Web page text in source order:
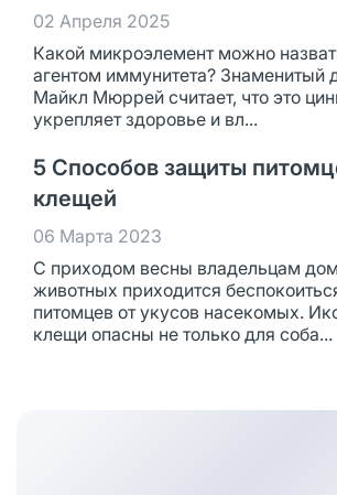
02 Апреля 2025
Какой микроэлемент можно
агентом иммунитета? Знаменитый
Майкл Мюррей считает, что это
укрепляет здоровье и вл...
5 Способов защиты
клещей
06 Марта 2023
С приходом весны владельцам
животных приходится
питомцев от укусов насекомых.
клещи опасны не только для соба...